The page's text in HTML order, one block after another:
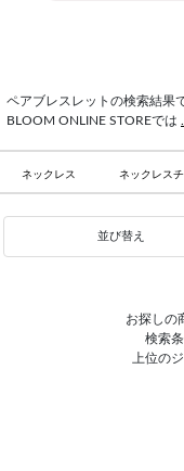
ペアブレスレットの検索結果
BLOOM ONLINE STOREでは
ネックレス ネックレス
並び替え
お探しの
検索
上位の